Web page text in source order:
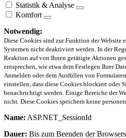
Statistik & Analyse
Komfort
Notwendig:
Diese Cookies sind zur Funktion der Website
Systemen nicht deaktiviert werden. In der
Reaktion auf von Ihnen getätigte Aktionen
entsprechen, wie etwa dem Festlegen Ihrer
Anmelden oder dem Ausfüllen von
einstellen, dass diese Cookies blockiert oder
benachrichtigt werden. Einige Bereiche der
nicht. Diese Cookies speichern keine
Name: ASP.NET_SessionId
Dauer: Bis zum Beenden der